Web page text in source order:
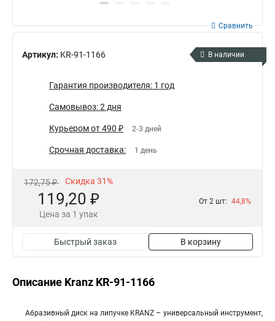
Артикул: KR-91-1166
Сравнить
В наличии
Гарантия производителя: 1 год
Самовывоз: 2 дня
Курьером от 490 ₽ 2-3 дней
Срочная доставка: 1 день
172,75 ₽ Скидка 31%
119,20 ₽
Цена за 1 упак
От 2 шт: 44,8%
Быстрый заказ В корзину
Описание Kranz KR-91-1166
Абразивный диск на липучке KRANZ – универсальный инструмент,